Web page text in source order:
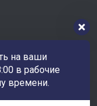
на ваши
в рабочие
времени.